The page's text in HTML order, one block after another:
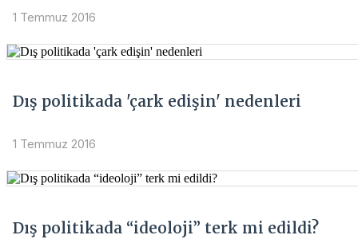
1 Temmuz 2016
Dış politikada 'çark edişin' nedenleri
1 Temmuz 2016
Dış politikada “ideoloji” terk mi edildi?